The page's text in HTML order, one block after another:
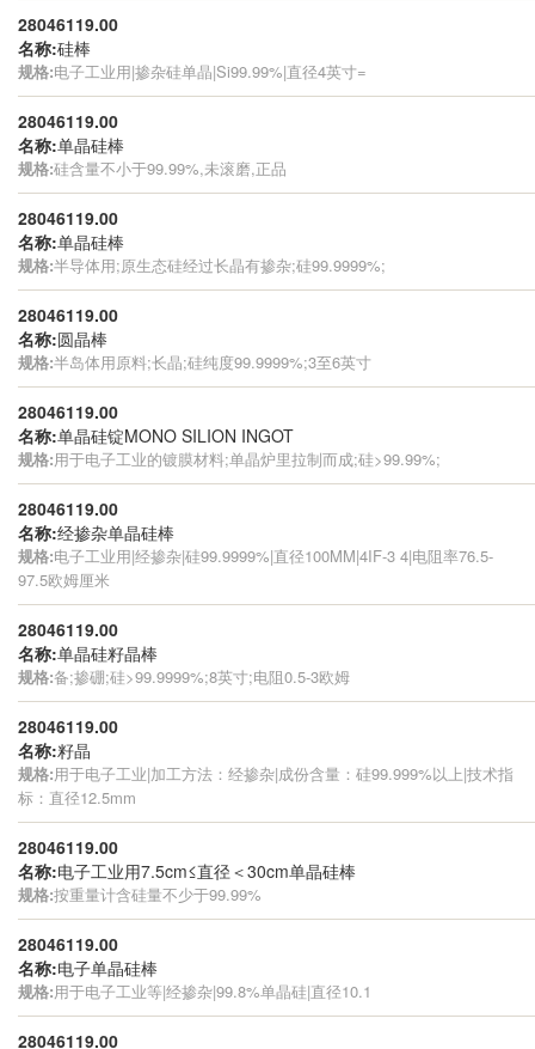
28046119.00
名称:硅棒
规格:电子工业用|掺杂硅单晶|Si99.99%|直径4英寸=
28046119.00
名称:单晶硅棒
规格:硅含量不小于99.99%,未滚磨,正品
28046119.00
名称:单晶硅棒
规格:半导体用;原生态硅经过长晶有掺杂;硅99.9999%;
28046119.00
名称:圆晶棒
规格:半岛体用原料;长晶;硅纯度99.9999%;3至6英寸
28046119.00
名称:单晶硅锭MONO SILION INGOT
规格:用于电子工业的镀膜材料;单晶炉里拉制而成;硅>99.99%;
28046119.00
名称:经掺杂单晶硅棒
规格:电子工业用|经掺杂|硅99.9999%|直径100MM|4IF-3 4|电阻率76.5-
97.5欧姆厘米
28046119.00
名称:单晶硅籽晶棒
规格:备;掺硼;硅>99.9999%;8英寸;电阻0.5-3欧姆
28046119.00
名称:籽晶
规格:用于电子工业|加工方法：经掺杂|成份含量：硅99.999%以上|技术指
标：直径12.5mm
28046119.00
名称:电子工业用7.5cm≤直径＜30cm单晶硅棒
规格:按重量计含硅量不少于99.99%
28046119.00
名称:电子单晶硅棒
规格:用于电子工业等|经掺杂|99.8%单晶硅|直径10.1
28046119.00